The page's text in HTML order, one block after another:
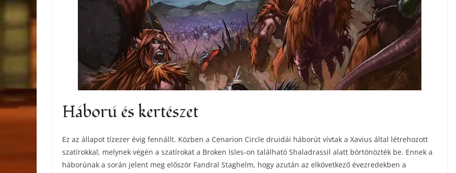
Háború és kertészet
Ez az állapot tízezer évig fennállt. Közben a Cenarion Circle druidái háborút vívtak a Xavius által létrehozott
szatírokkal, melynek végén a szatírokat a Broken Isles-on található Shaladrassil alatt börtönözték be. Ennek a
háborúnak a során jelent meg először Fandral Staghelm, hogy azután az elkövetkező évezredekben a